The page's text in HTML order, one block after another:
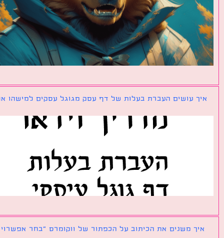
עושים העברת בעלות של דף עסק מגוגל עסקים למישהו אחר?
משנים את הכיתוב על הכפתור של ווקומרס ״בחר אפשרויות״